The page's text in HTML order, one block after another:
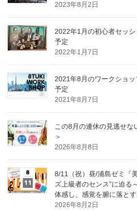
2023年8月2日
2022年1月の初心者セッ
予定
2022年1月7日
2021年8月のワークショ
予定
2021年8月7日
この8月の連休の見逃せな
＞
2026年8月8日
8/11（祝）昼/浦島ゼミ『
ズ上級者のセンス”に迫る
体感し、感覚を腑に落と
2026年8月2日